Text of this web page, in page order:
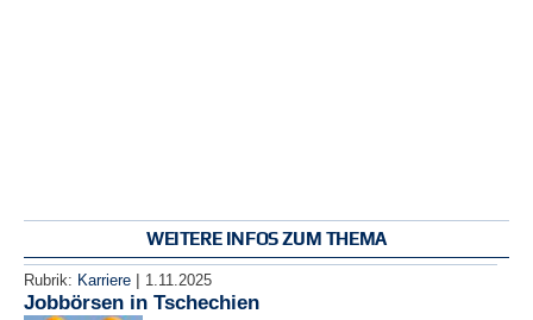
WEITERE INFOS ZUM THEMA
Rubrik: Karriere | 1.11.2025
Jobbörsen in Tschechien